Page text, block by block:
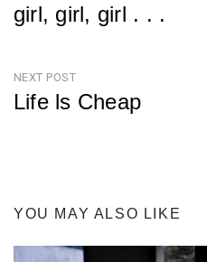
章
覽
girl, girl, girl . . .
NEXT POST
Life ls Cheap
YOU MAY ALSO LIKE